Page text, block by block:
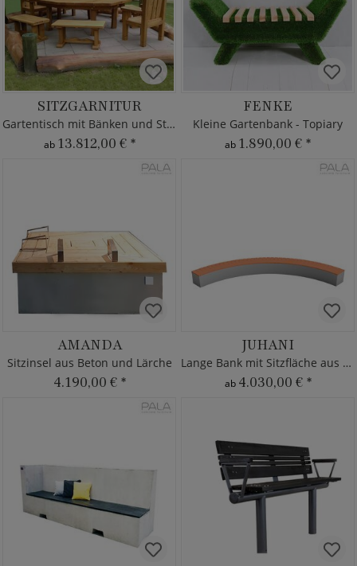
SITZGARNITUR
Gartentisch mit Bänken und Stühlen
ab 13.812,00 € *
FENKE
Kleine Gartenbank - Topiary
ab 1.890,00 € *
AMANDA
Sitzinsel aus Beton und Lärche
4.190,00 € *
JUHANI
Lange Bank mit Sitzfläche aus Lärche
ab 4.030,00 € *